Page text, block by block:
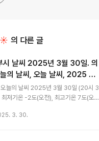
☀ 의 다른 글
시 날씨 2025년 3월 30일. 의
의 날씨, 오늘 날씨, 2025 03
, 미세먼지, 황사, 자외선
오늘의 날씨 2025년 3월 30일 (20시 3
저기온 -2도(오전), 최고기온 7도(오
최저기온이고 어제보다 1도 높은 최고
3. 30.